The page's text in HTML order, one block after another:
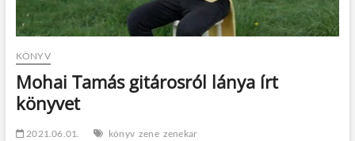
KÖNYV
Mohai Tamás gitárosról lánya írt
könyvet
2021.06.01. könyv zene zenekar